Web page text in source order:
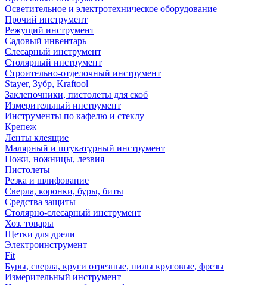
Осветительное и электротехническое оборудование
Прочий инструмент
Режущий инструмент
Садовый инвентарь
Слесарный инструмент
Столярный инструмент
Строительно-отделочный инструмент
Stayer, Зубр, Kraftool
Заклепочники, пистолеты для скоб
Измерительный инструмент
Инструменты по кафелю и стеклу
Крепеж
Ленты клеящие
Малярный и штукатурный инструмент
Ножи, ножницы, лезвия
Пистолеты
Резка и шлифование
Сверла, коронки, буры, биты
Средства защиты
Столярно-слесарный инструмент
Хоз. товары
Щетки для дрели
Электроинструмент
Fit
Буры, сверла, круги отрезные, пилы круговые, фрезы
Измерительный инструмент